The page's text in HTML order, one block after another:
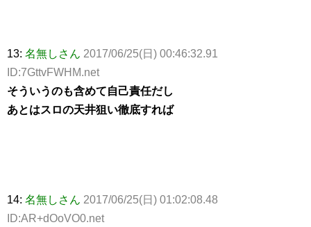
13: 名無しさん 2017/06/25(日) 00:46:32.91
ID:7GttvFWHM.net
そういうのも含めて自己責任だし
あとはスロの天井狙い徹底すれば
14: 名無しさん 2017/06/25(日) 01:02:08.48
ID:AR+dOoVO0.net